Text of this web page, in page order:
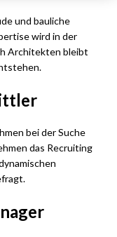
und bauliche
wird in der
Architekten bleibt
bei der Suche
das Recruiting